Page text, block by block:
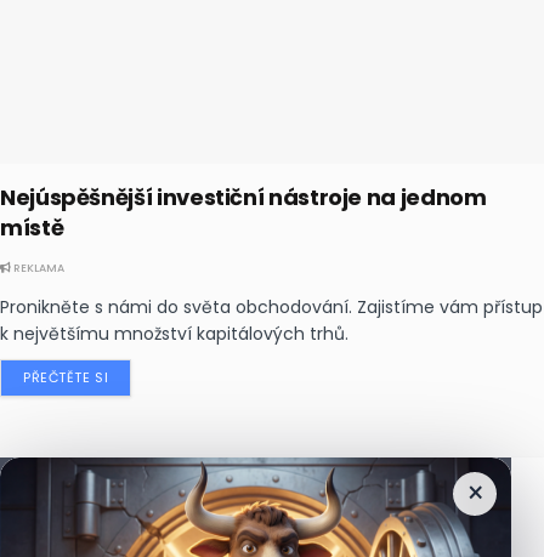
Nejúspěšnější investiční nástroje na jednom
místě
REKLAMA
Pronikněte s námi do světa obchodování. Zajistíme vám přístup
k největšímu množství kapitálových trhů.
PŘEČTĚTE SI
×
Nejčtenějšízprávy